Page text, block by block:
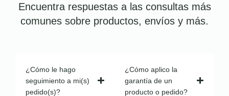
Encuentra respuestas a las consultas más
comunes sobre productos, envíos y más.
¿Cómo le hago
seguimiento a mi(s)
pedido(s)?
¿Cómo aplico la
garantía de un
producto o pedido?